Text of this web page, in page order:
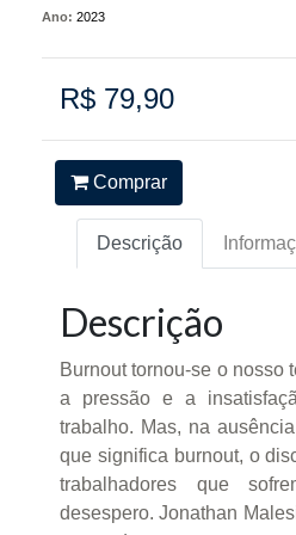
Ano: 2023
R$ 79,90
Comprar
Descrição
Descrição
Burnout tornou-se o nosso
a pressão e a
trabalho. Mas, na
que significa burnout, o
trabalhadores que
desespero. Jonathan